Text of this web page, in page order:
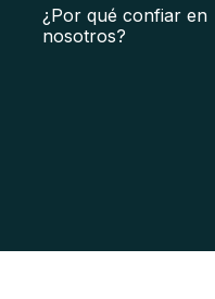
¿Por qué confiar en
nosotros?